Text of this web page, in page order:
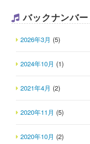
バックナンバー
2026年3月 (5)
2024年10月 (1)
2021年4月 (2)
2020年11月 (5)
2020年10月 (2)